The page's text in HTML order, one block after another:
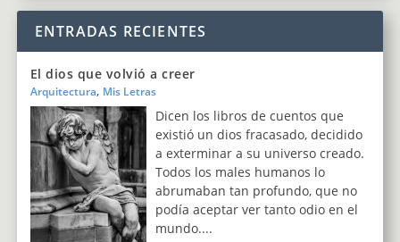
ENTRADAS RECIENTES
El dios que volvió a creer
Arquitectura, Mis Letras
Dicen los libros de cuentos que
existió un dios fracasado, decidido
a exterminar a su universo creado.
Todos los males humanos lo
abrumaban tan profundo, que no
podía aceptar ver tanto odio en el
mundo....